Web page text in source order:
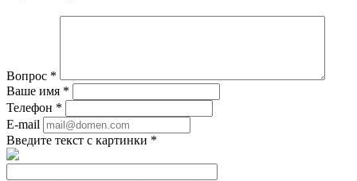
Вопрос *
Ваше имя *
Телефон *
E-mail
Введите текст с картинки *